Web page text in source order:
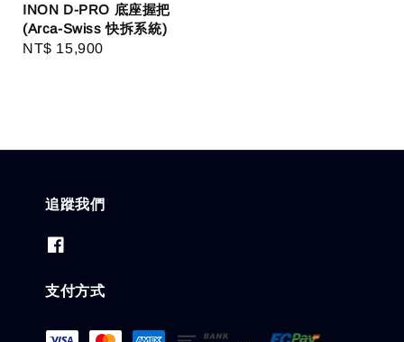
INON D-PRO 底座握把
(Arca-Swiss 快拆系統)
Regular
NT$ 15,900
追蹤我們
支付方式